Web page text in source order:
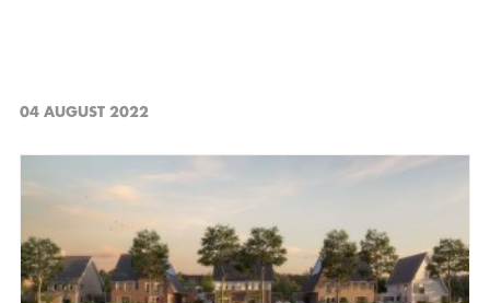
04 AUGUST 2022